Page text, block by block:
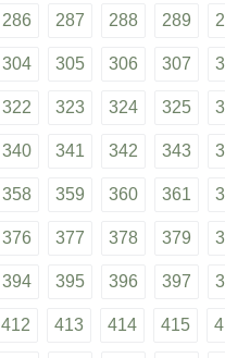
286 287 288 289
304 305 306 307
322 323 324 325
340 341 342 343
358 359 360 361
376 377 378 379
394 395 396 397
412 413 414 415